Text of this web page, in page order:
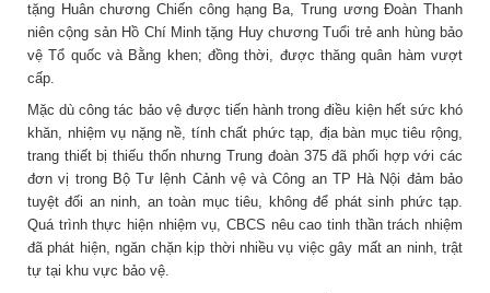
tặng Huân chương Chiến công hạng Ba, Trung ương Đoàn Thanh
niên cộng sản Hồ Chí Minh tặng Huy chương Tuổi trẻ anh hùng bảo
vệ Tổ quốc và Bằng khen; đồng thời, được thăng quân hàm vượt
cấp.
Mặc dù công tác bảo vệ được tiến hành trong điều kiện hết sức khó
khăn, nhiệm vụ nặng nề, tính chất phức tạp, địa bàn mục tiêu rộng,
trang thiết bị thiếu thốn nhưng Trung đoàn 375 đã phối hợp với các
đơn vị trong Bộ Tư lệnh Cảnh vệ và Công an TP Hà Nội đảm bảo
tuyệt đối an ninh, an toàn mục tiêu, không để phát sinh phức tạp.
Quá trình thực hiện nhiệm vụ, CBCS nêu cao tinh thần trách nhiệm
đã phát hiện, ngăn chặn kịp thời nhiều vụ việc gây mất an ninh, trật
tự tại khu vực bảo vệ.